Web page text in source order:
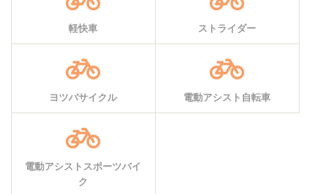
軽快車 ストライダー
ヨツバサイクル 電動アシスト自転車
電動アシストスポーツバイ
ク